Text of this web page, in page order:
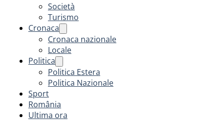
Società
Turismo
Cronaca
Cronaca nazionale
Locale
Politica
Politica Estera
Politica Nazionale
Sport
România
Ultima ora